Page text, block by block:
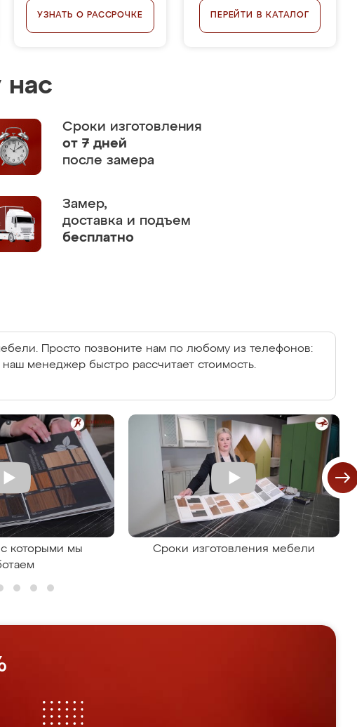
УЗНАТЬ О РАССРОЧКЕ ПЕРЕЙТИ В КАТАЛОГ
нас
Сроки изготовления
от 7 дней
после замера
Замер,
доставка и подъем
бесплатно
Просто позвоните нам по любому из телефонов:
наш менеджер быстро рассчитает стоимость.
которыми мы
Сроки изготовления мебели